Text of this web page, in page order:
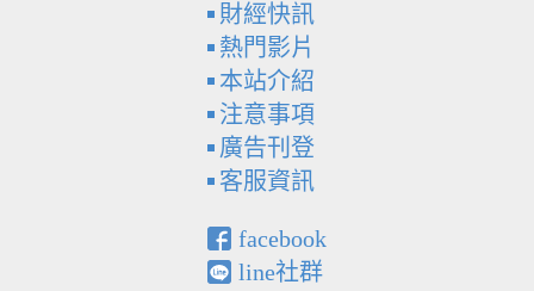
財經快訊
熱門影片
本站介紹
注意事項
廣告刊登
客服資訊
facebook
line社群